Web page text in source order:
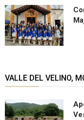
VALLE DEL VELINO,